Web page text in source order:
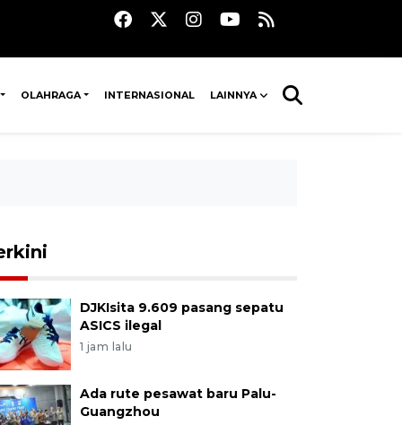
OLAHRAGA INTERNASIONAL LAINNYA
DJKIsita 9.609 pasang sepatu
ASICS ilegal
1 jam lalu
Ada rute pesawat baru Palu-
Guangzhou